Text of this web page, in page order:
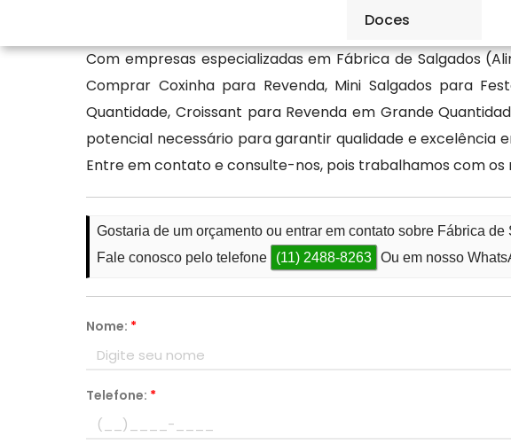
Doces
Com empresas especializadas em Fábrica de Salgados
Comprar Coxinha para Revenda, Mini Salgados para
Quantidade, Croissant para Revenda em Grande
potencial necessário para garantir qualidade e excelência
Entre em contato e consulte-nos, pois trabalhamos com
Gostaria de um orçamento ou entrar em contato sobre Fábrica
Fale conosco pelo telefone
(11) 2488-8263 Ou em nosso
Nome: *
Telefone: *